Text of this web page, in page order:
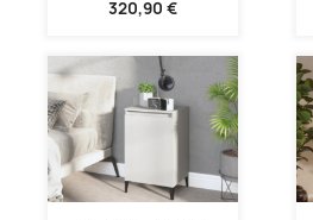
320,90 €